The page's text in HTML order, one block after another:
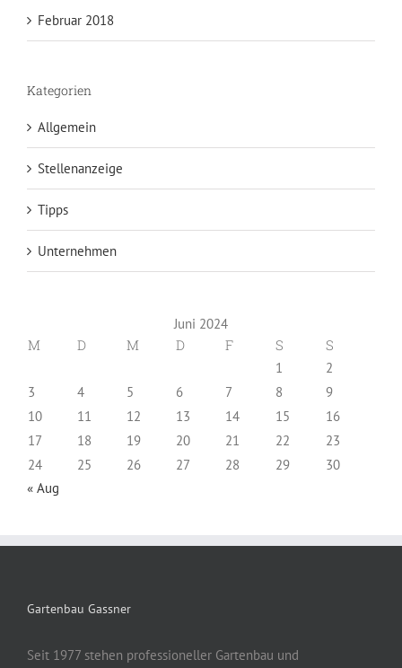
Februar 2018
Kategorien
Allgemein
Stellenanzeige
Tipps
Unternehmen
Juni 2024
M D M D F S S
1
2
3
4 5 6 7 8
9
10
11 12 13 14 15
16
17
18 19 20 21 22
23
24
25 26 27 28 29
30
« Aug
Gartenbau Gassner
Seit 1977 stehen professioneller Gartenbau und